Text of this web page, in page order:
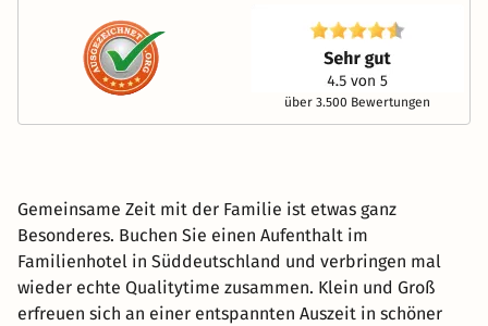
über 3.500 Bewertungen
Gemeinsame Zeit mit der Familie ist etwas ganz
Besonderes. Buchen Sie einen Aufenthalt im
Familienhotel in Süddeutschland und verbringen mal
wieder echte Qualitytime zusammen. Klein und Groß
erfreuen sich an einer entspannten Auszeit in schöner